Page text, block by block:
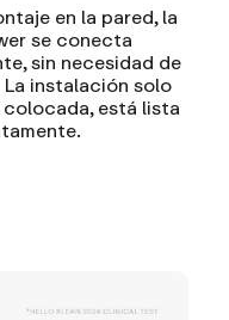
en la pared, la
se conecta
sin necesidad de
instalación solo
colocada, está lista